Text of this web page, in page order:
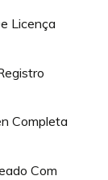
Licença
Completa
Com